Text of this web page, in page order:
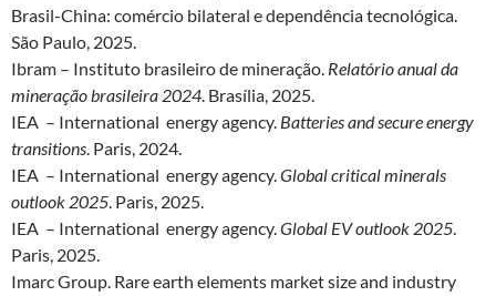
Brasil-China: comércio bilateral e dependência tecnológica.
São Paulo, 2025.
Ibram – Instituto brasileiro de mineração. Relatório anual da
mineração brasileira 2024. Brasília, 2025.
IEA – International energy agency. Batteries and secure energy
transitions. Paris, 2024.
IEA – International energy agency.Global critical minerals
outlook 2025. Paris, 2025.
IEA – International energy agency.Global EV outlook 2025.
Paris, 2025.
Imarc Group. Rare earth elements market size and industry